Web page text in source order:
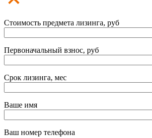
Стоимость предмета лизинга, руб
Первоначальный взнос, руб
Срок лизинга, мес
Ваше имя
Ваш номер телефона